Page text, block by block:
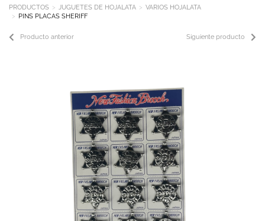
PRODUCTOS JUGUETES DE HOJALATA
VARIOS HOJALATA
PINS PLACAS SHERIFF
Siguiente producto
Producto anterior